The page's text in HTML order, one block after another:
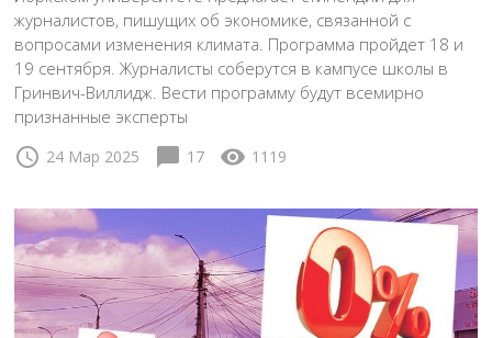
журналистов, пишущих об экономике, связанной с
вопросами изменения климата. Программа пройдет 18 и
19 сентября. Журналисты соберутся в кампусе школы в
Гринвич-Виллидж. Вести программу будут всемирно
признанные эксперты
schedule 24 Мар 2025 chat_bubble 17 visibility 1119